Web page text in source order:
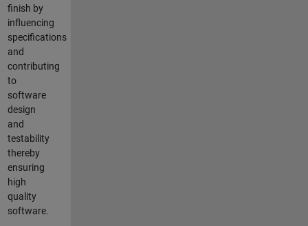
finish by
influencing
specifications
and
contributing
to
software
design
and
testability
thereby
ensuring
high
quality
software.